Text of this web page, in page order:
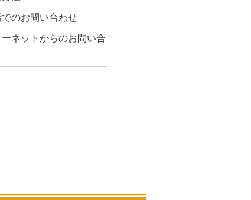
でのお問い合わせ
ネットからのお問い合